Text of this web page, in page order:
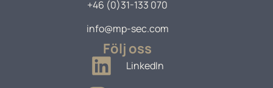
+46 (0)31-133 070
info@mp-sec.com
Följ oss
LinkedIn